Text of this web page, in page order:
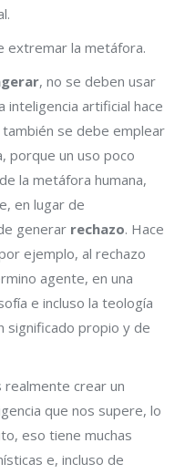
extremar la metáfora.
, no se deben usar
inteligencia artificial hace
se debe emplear
porque un uso poco
la metáfora humana,
en lugar de
generar rechazo. Hace
ejemplo, al rechazo
agente, en una
e incluso la teología
significado propio y de
crear un
que nos supere, lo
eso tiene muchas
e, incluso de